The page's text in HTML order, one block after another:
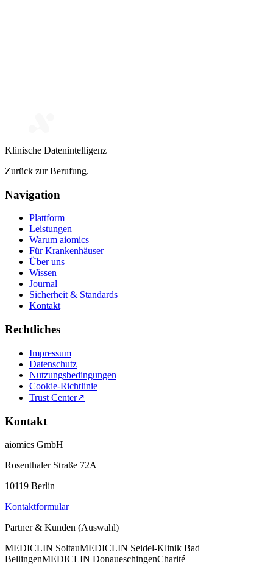
Klinische Datenintelligenz
Zurück zur Berufung.
Navigation
Plattform
Leistungen
Warum aiomics
Für Krankenhäuser
Über uns
Wissen
Journal
Sicherheit & Standards
Kontakt
Rechtliches
Impressum
Datenschutz
Nutzungsbedingungen
Cookie-Richtlinie
Trust Center↗
Kontakt
aiomics GmbH
Rosenthaler Straße 72A
10119 Berlin
Kontaktformular
Partner & Kunden (Auswahl)
MEDICLIN SoltauMEDICLIN Seidel-Klinik Bad
BellingenMEDICLIN DonaueschingenCharité